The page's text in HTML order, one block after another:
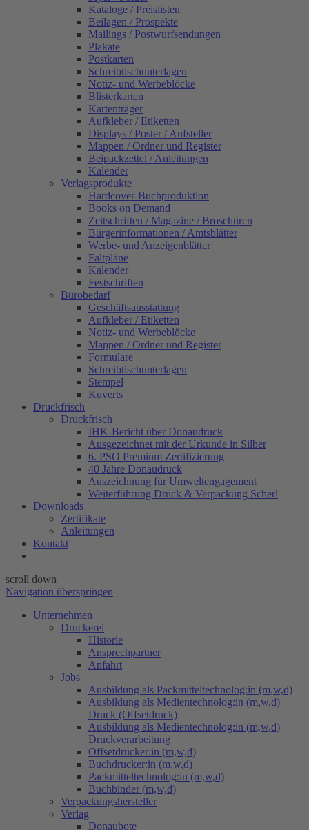
Kataloge / Preislisten
Beilagen / Prospekte
Mailings / Postwurfsendungen
Plakate
Postkarten
Schreibtischunterlagen
Notiz- und Werbeblöcke
Blisterkarten
Kartenträger
Aufkleber / Etiketten
Displays / Poster / Aufsteller
Mappen / Ordner und Register
Beipackzettel / Anleitungen
Kalender
Verlagsprodukte
Hardcover-Buchproduktion
Books on Demand
Zeitschriften / Magazine / Broschüren
Bürgerinformationen / Amtsblätter
Werbe- und Anzeigenblätter
Faltpläne
Kalender
Festschriften
Bürobedarf
Geschäftsausstattung
Aufkleber / Etiketten
Notiz- und Werbeblöcke
Mappen / Ordner und Register
Formulare
Schreibtischunterlagen
Stempel
Kuverts
Druckfrisch
Druckfrisch
IHK-Bericht über Donaudruck
Ausgezeichnet mit der Urkunde in Silber
6. PSO Premium Zertifizierung
40 Jahre Donaudruck
Auszeichnung für Umweltengagement
Weiterführung Druck & Verpackung Scherl
Downloads
Zertifikate
Anleitungen
Kontakt
scroll down
Navigation überspringen
Unternehmen
Druckerei
Historie
Ansprechpartner
Anfahrt
Jobs
Ausbildung als Packmitteltechnolog:in (m,w,d)
Ausbildung als Medientechnolog:in (m,w,d)
Druck (Offsetdruck)
Ausbildung als Medientechnolog:in (m,w,d)
Druckverarbeitung
Offsetdrucker:in (m,w,d)
Buchdrucker:in (m,w,d)
Packmitteltechnolog:in (m,w,d)
Buchbinder (m,w,d)
Verpackungs​hersteller
Verlag
Donaubote